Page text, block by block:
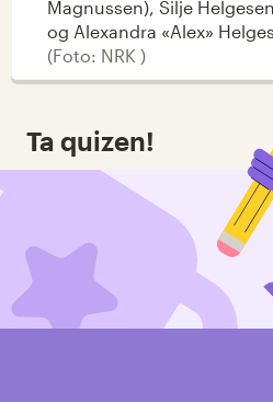
Magnussen), Silje
og Alexandra «Alex»
(Foto: NRK )
Ta quizen!